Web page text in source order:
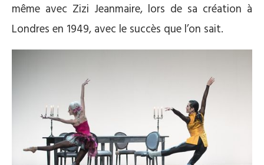
même avec Zizi Jeanmaire, lors de sa création à
Londres en 1949, avec le succès que l’on sait.